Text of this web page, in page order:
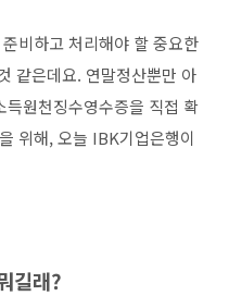
비하고 처리해야 할 중요한
같은데요. 연말정산뿐만 아
원천징수영수증을 직접 확
위해, 오늘 IBK기업은행이
길래?